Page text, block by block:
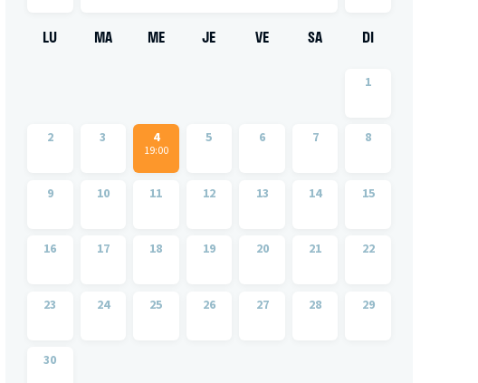
LU MA ME JE VE SA DI
1
2 3 4
19:00
5 6 7 8
9 10 11 12 13 14 15
16 17 18 19 20 21 22
23 24 25 26 27 28 29
30